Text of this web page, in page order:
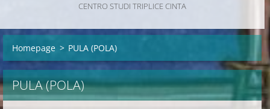
CENTRO STUDI TRIPLICE CINTA
Homepage > PULA (POLA)
PULA (POLA)